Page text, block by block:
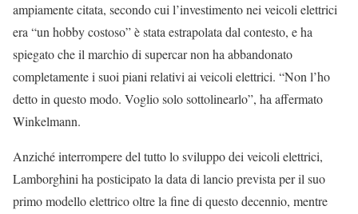
ampiamente citata, secondo cui l’investimento nei veicoli elettrici
era “un hobby costoso” è stata estrapolata dal contesto, e ha
spiegato che il marchio di supercar non ha abbandonato
completamente i suoi piani relativi ai veicoli elettrici. “Non l’ho
detto in questo modo. Voglio solo sottolinearlo”, ha affermato
Winkelmann.
Anziché interrompere del tutto lo sviluppo dei veicoli elettrici,
Lamborghini ha posticipato la data di lancio prevista per il suo
primo modello elettrico oltre la fine di questo decennio, mentre